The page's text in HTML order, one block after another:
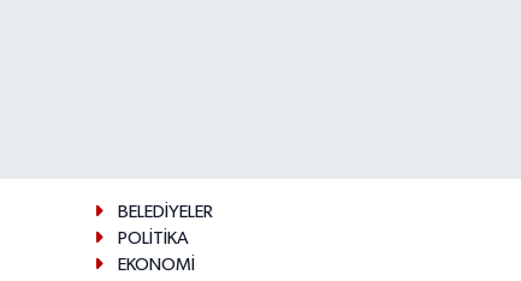
BELEDİYELER
POLİTİKA
EKONOMİ